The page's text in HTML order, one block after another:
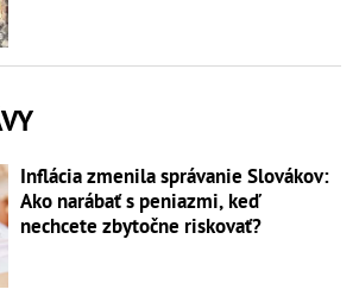
Inflácia zmenila správanie Slovákov:
Ako narábať s peniazmi, keď
nechcete zbytočne riskovať?